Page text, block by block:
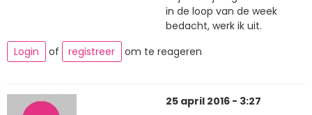
in de loop van de week
bedacht, werk ik uit.
Login
of registreer om te reageren
25 april 2016 - 3:27